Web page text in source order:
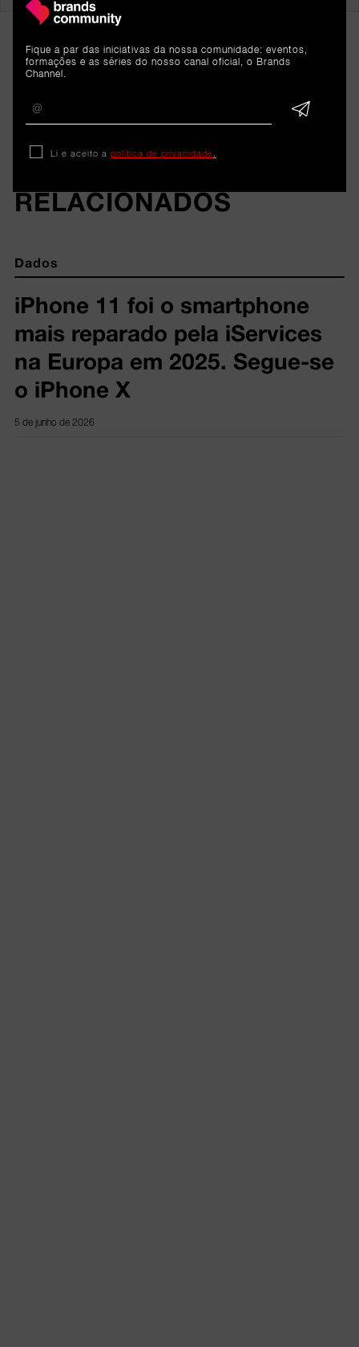
RELACIONADOS
Dados
iPhone 11 foi o smartphone
mais reparado pela iServices
na Europa em 2025. Segue-se
o iPhone X
5 de junho de 2026
Fique a par das iniciativas da nossa comunidade: eventos,
formações e as séries do nosso canal oficial, o Brands
Channel.
Li e aceito a política de privacidade